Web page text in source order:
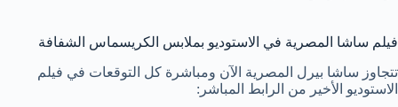
فيلم ساشا المصرية في الاستوديو بملابس الكريسماس الشفافة
تتجاوز ساشا بيرل المصرية الآن ومباشرة كل التوقعات في فيلم
الاستوديو الأخير من الرابط المباشر: